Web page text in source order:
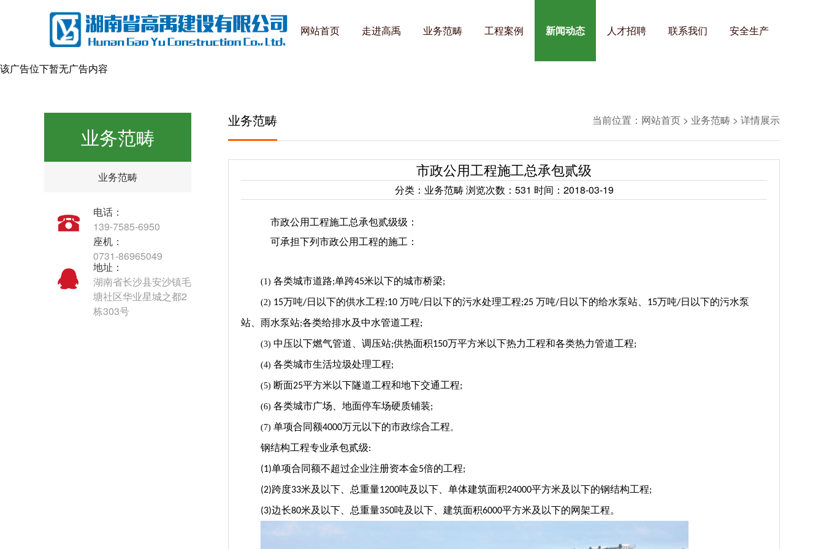
网站首页 走进高禹 业务范畴 工程案例 新闻动态 人才招聘 联系我们 安全生产
该广告位下暂无广告内容
业务范畴
业务范畴
电话：
139-7585-6950
座机：
0731-86965049
地址：
湖南省长沙县安沙镇毛
塘社区华业星城之都2
栋303号
业务范畴 当前位置： 网站首页 > 业务范畴 > 详情展示
市政公用工程施工总承包贰级
分类：业务范畴浏览次数： 531 时间：2018-03-19
市政公用工程施工总承包贰级级：
可承担下列市政公用工程的施工：
(1) 各类城市道路;单跨45米以下的城市桥梁;
(2) 15万吨/日以下的供水工程;10 万吨/日以下的污水处理工程;25 万吨/日以下的给水泵站、 15万吨/日以下的污水泵
站、雨水泵站;各类给排水及中水管道工程;
(3) 中压以下燃气管道、调压站;供热面积150万平方米以下热力工程和各类热力管道工程;
(4) 各类城市生活垃圾处理工程;
(5) 断面25平方米以下隧道工程和地下交通工程;
(6) 各类城市广场、地面停车场硬质铺装;
(7) 单项合同额4000万元以下的市政综合工程。
钢结构工程专业承包贰级:
(1)单项合同额不超过企业注册资本金5倍的工程;
(2)跨度33米及以下、总重量1200吨及以下、单体建筑面积24000平方米及以下的钢结构工程;
(3)边长80米及以下、总重量350吨及以下、建筑面积6000平方米及以下的网架工程。